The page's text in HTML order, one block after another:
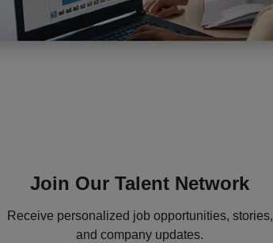
Join Our Talent Network
Receive personalized job opportunities, stories,
and company updates.